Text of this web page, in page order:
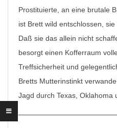
Prostituierte, an eine brutale
ist Brett wild entschlossen,
Daß sie das allein nicht
besorgt einen Kofferraum
Treffsicherheit und
Bretts Mutterinstinkt
Jagd durch Texas, Oklahoma